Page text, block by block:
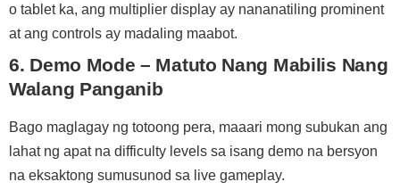
o tablet ka, ang multiplier display ay nananatiling prominent
at ang controls ay madaling maabot.
6. Demo Mode – Matuto Nang Mabilis Nang
Walang Panganib
Bago maglagay ng totoong pera, maaari mong subukan ang
lahat ng apat na difficulty levels sa isang demo na bersyon
na eksaktong sumusunod sa live gameplay.